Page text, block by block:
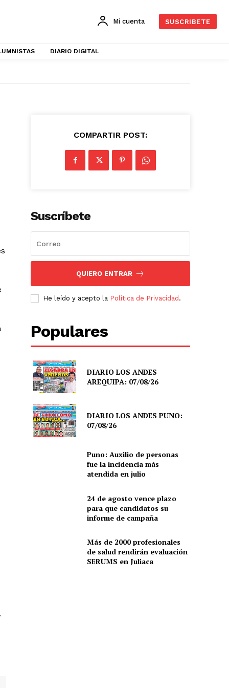
Mi cuenta SUSCRIBETE
DIARIO DIGITAL
COMPARTIR POST:
Suscríbete
QUIERO ENTRAR
He leído y acepto la Política de Privacidad .
Populares
DIARIO LOS ANDES
AREQUIPA: 07/08/26
DIARIO LOS ANDES PUNO:
07/08/26
Puno: Auxilio de personas
fue la incidencia más
atendida en julio
24 de agosto vence plazo
para que candidatos su
informe de campaña
Más de 2000 profesionales
de salud rendirán evaluación
SERUMS en Juliaca